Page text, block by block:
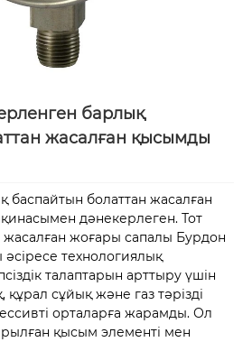
барлық
жасалған қысымды
баспайтын болаттан жасалған
дәнекерлеген. Тот
жасалған жоғары сапалы Бурдон
әсіресе технологиялық
талаптарын арттыру үшін
құрал сұйық және газ тәрізді
орталарға жарамды. Ол
қысым элементі мен